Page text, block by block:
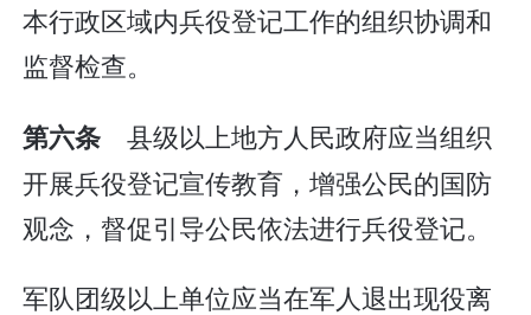
本行政区域内兵役登记工作的组织协调和
监督检查。
第六条县级以上地方人民政府应当组织
开展兵役登记宣传教育，增强公民的国防
观念，督促引导公民依法进行兵役登记。
军队团级以上单位应当在军人退出现役离